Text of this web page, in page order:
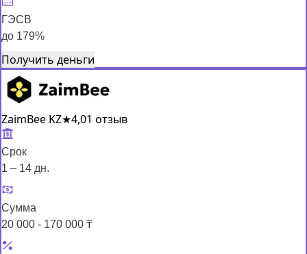
ГЭСВ
до 179%
Получить деньги
ZaimBee KZ★4,01 отзыв
Срок
1 – 14 дн.
Сумма
20 000 - 170 000 ₸